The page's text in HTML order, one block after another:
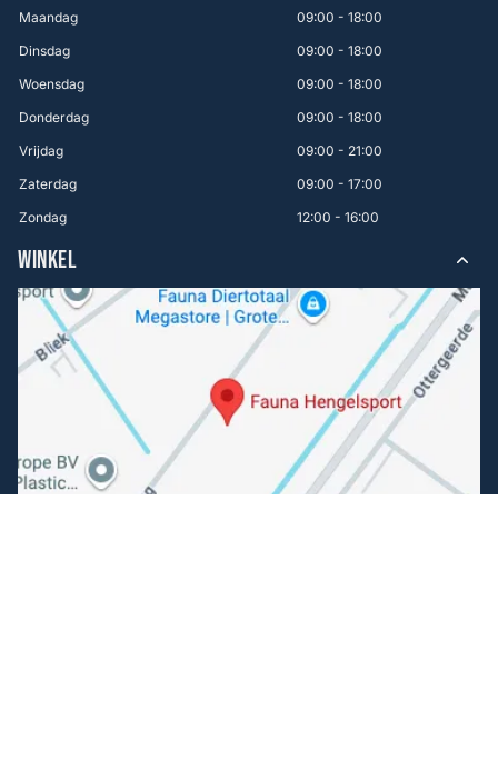
Maandag
09:00 - 18:00
Dinsdag
09:00 - 18:00
Woensdag
09:00 - 18:00
Donderdag
09:00 - 18:00
Vrijdag
09:00 - 21:00
Zaterdag
09:00 - 17:00
Zondag
12:00 - 16:00
WINKEL